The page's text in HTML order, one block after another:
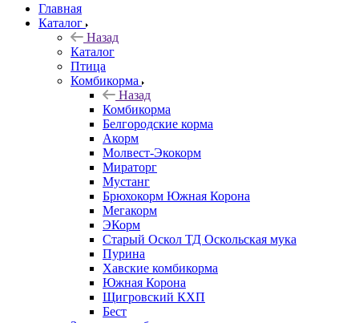
Главная
Каталог
Назад
Каталог
Птица
Комбикорма
Назад
Комбикорма
Белгородские корма
Акорм
Молвест-Экокорм
Мираторг
Мустанг
Брюхокорм Южная Корона
Мегакорм
ЭКорм
Старый Оскол ТД Оскольская мука
Пурина
Хавские комбикорма
Южная Корона
Щигровский КХП
Бест